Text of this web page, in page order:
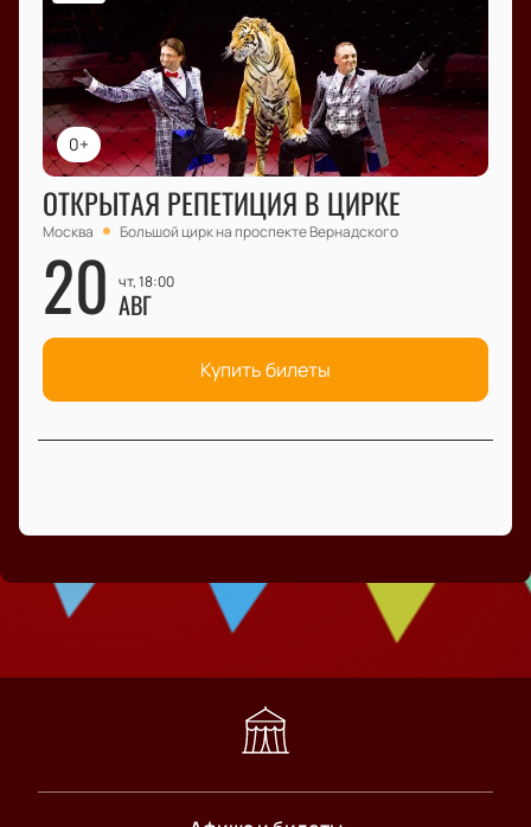
0+
ОТКРЫТАЯ РЕПЕТИЦИЯ В ЦИРКЕ
Москва Большой цирк на проспекте Вернадского
20 чт, 18:00
АВГ
Купить билеты